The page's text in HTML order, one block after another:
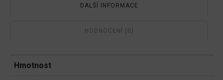
DALŠÍ INFORMACE
HODNOCENÍ (0)
Hmotnost